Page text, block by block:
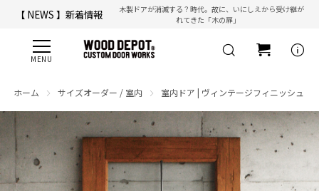
【 NEWS 】新着情報
木製ドアが消滅する？時代。故に、いにしえから受け継が
れてきた「木の扉」
【 ☎ 】コールセンター「安心お電話サポート」： 077-537-3901info
ホーム サイズオーダー / 室内 室内ドア | ヴィンテージフィニッシュ